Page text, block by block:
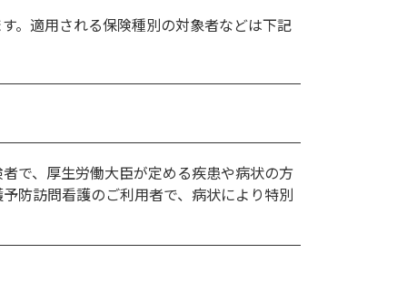
。適用される保険種別の対象者などは下記
で、厚生労働大臣が定める疾患や病状の方
防訪問看護のご利用者で、病状により特別